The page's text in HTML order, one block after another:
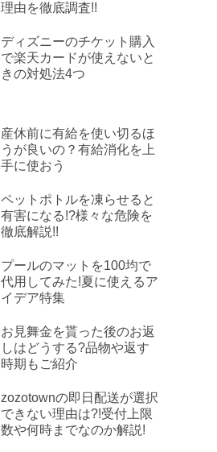
理由を徹底調査!!
ディズニーのチケット購入
で楽天カードが使えないと
きの対処法4つ
産休前に有給を使い切るほ
うが良いの？有給消化を上
手に使おう
ペットポトルを凍らせると
有害になる!?様々な危険を
徹底解説!!
プールのマットを100均で
代用してみた!夏に使えるア
イデア特集
お見舞金を貰った後のお返
しはどうする?品物や返す
時期もご紹介
zozotownの即日配送が選択
できない理由は?!受付上限
数や何時までなのか解説!